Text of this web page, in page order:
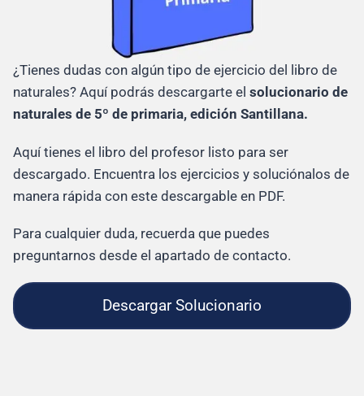
¿Tienes dudas con algún tipo de ejercicio del libro de
naturales? Aquí podrás descargarte el solucionario de
naturales de 5º de primaria, edición Santillana.
Aquí tienes el libro del profesor listo para ser
descargado. Encuentra los ejercicios y soluciónalos de
manera rápida con este descargable en PDF.
Para cualquier duda, recuerda que puedes
preguntarnos desde el apartado de contacto.
Descargar Solucionario